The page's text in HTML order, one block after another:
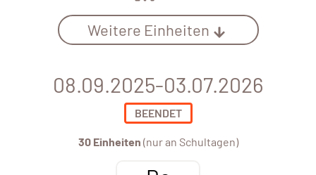
Weitere Einheiten
08.09.2025-03.07.2026
BEENDET
30 Einheiten (nur an Schultagen)